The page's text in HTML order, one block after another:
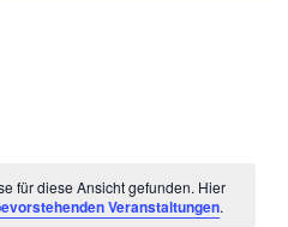
für diese Ansicht gefunden. Hier
Veranstaltungen.